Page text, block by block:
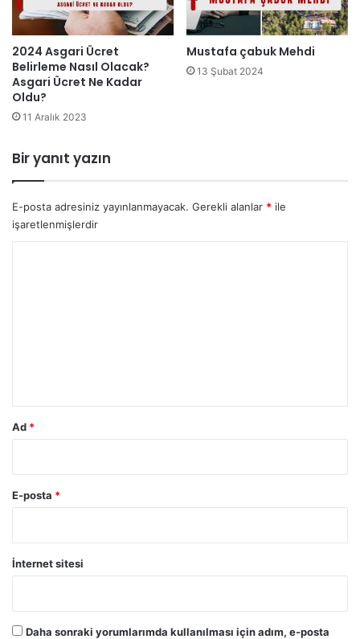
2024 Asgari Ücret
Belirleme Nasıl Olacak?
Asgari Ücret Ne Kadar
Oldu?
11 Aralık 2023
Mustafa çabuk Mehdi
13 Şubat 2024
Bir yanıt yazın
E-posta adresiniz yayınlanmayacak. Gerekli alanlar * ile
işaretlenmişlerdir
Ad *
E-posta *
İnternet sitesi
Daha sonraki yorumlarımda kullanılması için adım, e-posta